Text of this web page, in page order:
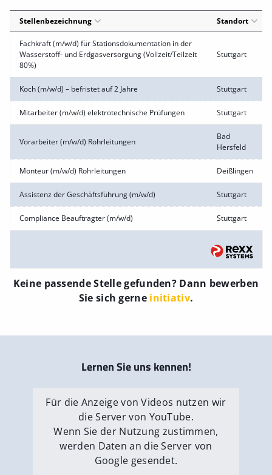
Stellenbezeichnung Standort
Fachkraft (m/w/d) für Stationsdokumentation in der
Wasserstoff- und Erdgasversorgung (Vollzeit/Teilzeit
80%)
Stuttgart
Koch (m/w/d) – befristet auf 2 Jahre Stuttgart
Mitarbeiter (m/w/d) elektrotechnische Prüfungen Stuttgart
Vorarbeiter (m/w/d) Rohrleitungen
Bad
Hersfeld
Monteur (m/w/d) Rohrleitungen Deißlingen
Assistenz der Geschäftsführung (m/w/d) Stuttgart
Compliance Beauftragter (m/w/d) Stuttgart
Keine passende Stelle gefunden? Dann bewerben
Sie sich gerne initiativ.
Lernen Sie uns kennen!
Für die Anzeige von Videos nutzen wir
die Server von YouTube.
Wenn Sie der Nutzung zustimmen,
werden Daten an die Server von
Google gesendet.